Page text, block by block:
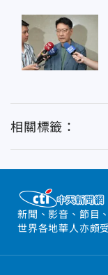
相關標籤：
新聞、影音、節目
世界各地華人亦頗